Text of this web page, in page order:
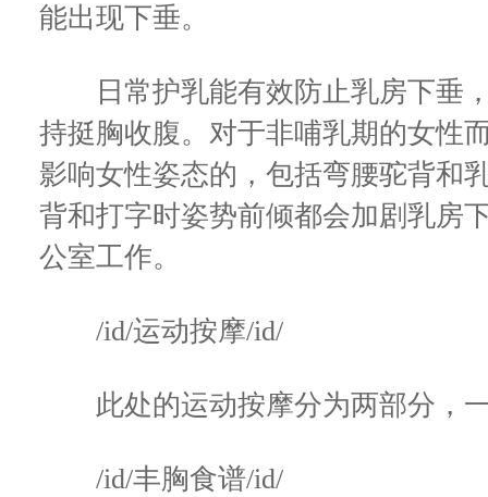
能出现下垂。
日常护乳能有效防止乳房下垂，
持挺胸收腹。对于非哺乳期的女性
影响女性姿态的，包括弯腰驼背和
背和打字时姿势前倾都会加剧乳房
公室工作。
/id/运动按摩/id/
此处的运动按摩分为两部分，
/id/丰胸食谱/id/